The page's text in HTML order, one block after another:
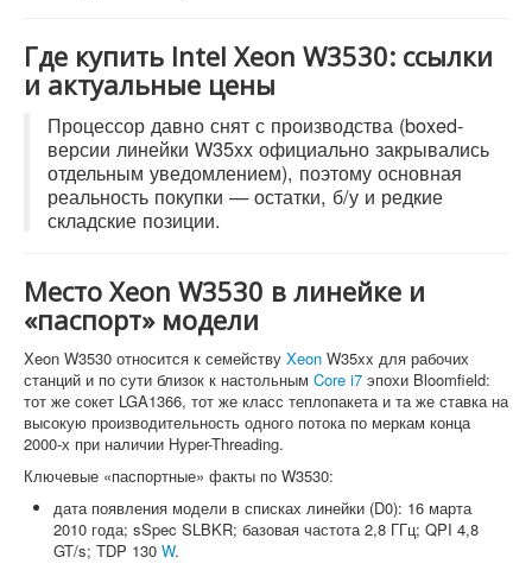
Где купить Intel Xeon W3530: ссылки
и актуальные цены
Процессор давно снят с производства (boxed-
версии линейки W35xx официально закрывались
отдельным уведомлением), поэтому основная
реальность покупки — остатки, б/у и редкие
складские позиции.
Место Xeon W3530 в линейке и
«паспорт» модели
Xeon W3530 относится к семейству Xeon W35xx для рабочих
станций и по сути близок к настольным Core i7 эпохи Bloomfield:
тот же сокет LGA1366, тот же класс теплопакета и та же ставка на
высокую производительность одного потока по меркам конца
2000-х при наличии Hyper-Threading.
Ключевые «паспортные» факты по W3530:
дата появления модели в списках линейки (D0): 16 марта
2010 года; sSpec SLBKR; базовая частота 2,8 ГГц; QPI 4,8
GT/s; TDP 130 W.